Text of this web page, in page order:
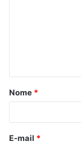
Nome *
E-mail *